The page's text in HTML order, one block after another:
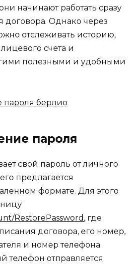
начинают работать сразу
договора. Однако через
отслеживать историю,
счета и
полезными и удобными
пароля
свой пароль от личного
предлагается
формате. Для этого
RestorePassword , где
договора, его номер,
и номер телефона.
телефон отправляется